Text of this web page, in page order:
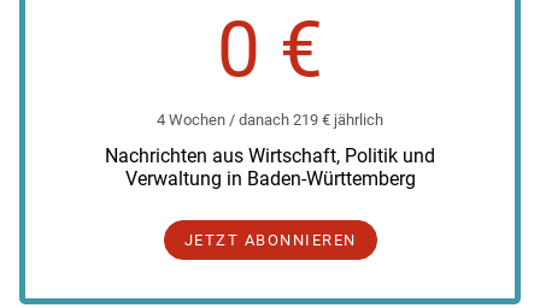
0 €
4 Wochen / danach 219 € jährlich
Nachrichten aus Wirtschaft, Politik und
Verwaltung in Baden-Württemberg
JETZT ABONNIEREN